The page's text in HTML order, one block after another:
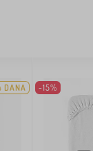
DANA -15%